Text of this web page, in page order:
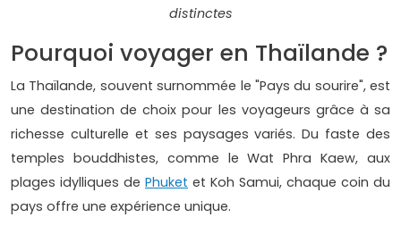
distinctes
Pourquoi voyager en Thaïlande ?
La Thaïlande, souvent surnommée le "Pays du sourire", est
une destination de choix pour les voyageurs grâce à sa
richesse culturelle et ses paysages variés. Du faste des
temples bouddhistes, comme le Wat Phra Kaew, aux
plages idylliques de Phuket et Koh Samui, chaque coin du
pays offre une expérience unique.